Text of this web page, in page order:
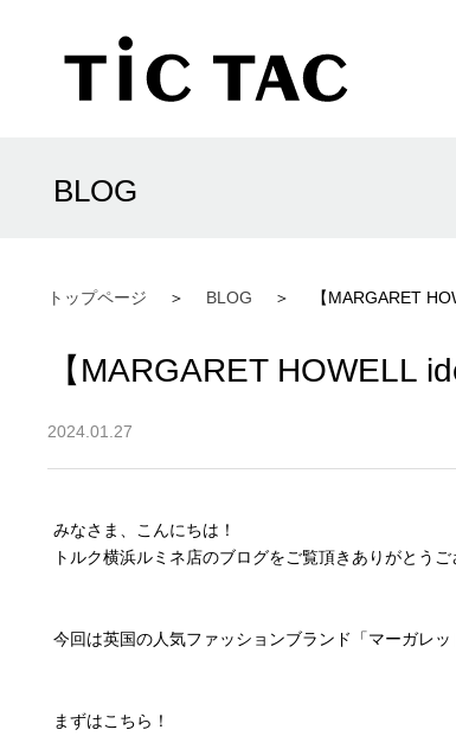
トップページ BLOG 【MARGARET
BLOG
【MARGARET HOWELL
2024.01.27
みなさま、こんにちは！
トルク横浜ルミネ店のブログをご覧頂きありがとうご
今回は英国の人気ファッションブランド「マーガレ
まずはこちら！